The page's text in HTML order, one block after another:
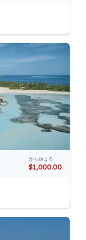
から始まる
$1,000.00